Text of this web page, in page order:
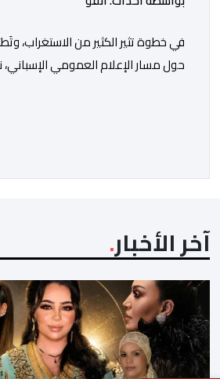
في خطوة تثير الكثير من الاستغراب،
حول مسار الإعلام العمومي الإسباني،
الاجتماعية”، يُمثِّل خروجاً غير مألوف عن
آخر الأخبار